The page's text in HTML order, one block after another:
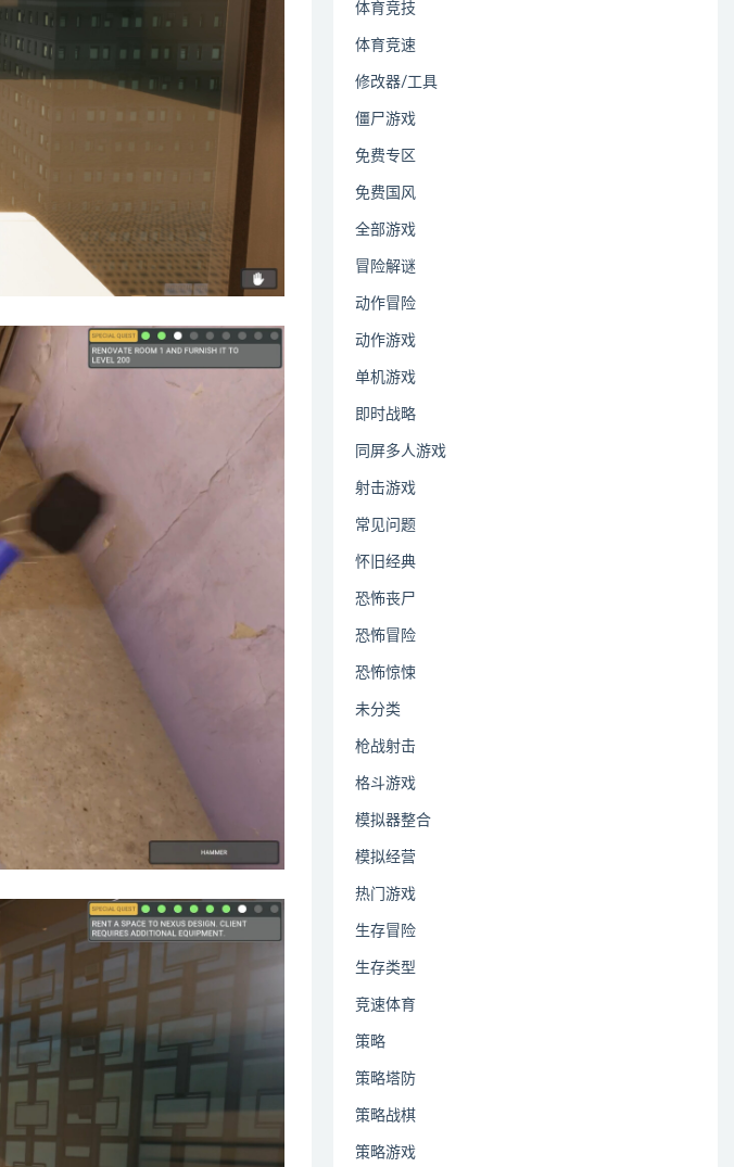
体育竞技
体育竞速
修改器/工具
僵尸游戏
免费专区
免费国风
全部游戏
冒险解谜
动作冒险
动作游戏
单机游戏
即时战略
同屏多人游戏
射击游戏
常见问题
怀旧经典
恐怖丧尸
恐怖冒险
恐怖惊悚
未分类
枪战射击
格斗游戏
模拟器整合
模拟经营
热门游戏
生存冒险
生存类型
竞速体育
策略
策略塔防
策略战棋
策略游戏